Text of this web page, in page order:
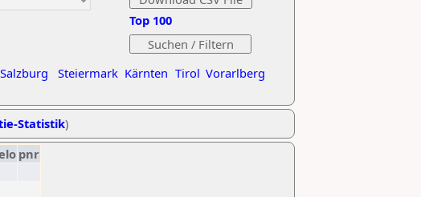
Salzburg Steiermark Kärnten Tirol Vorarlberg
Top 100
Statistik)
pnr